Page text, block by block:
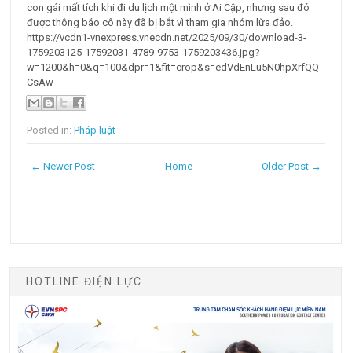
con gái mất tích khi đi du lịch một mình ở Ai Cập, nhưng sau đó
được thông báo cô này đã bị bắt vì tham gia nhóm lừa đảo.
https://vcdn1-vnexpress.vnecdn.net/2025/09/30/download-3-
1759203125-17592031-4789-9753-1759203436.jpg?
w=1200&h=0&q=100&dpr=1&fit=crop&s=edVdEnLu5N0hpXrfQQ
CsAw
Posted in:Pháp luật
← Newer Post Older Post →
Home
HOTLINE ĐIỆN LỰC